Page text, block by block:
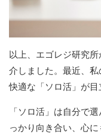
以上、エゴレジ研究
介しました。最近、
快適な「ソロ活」が目
「ソロ活」は自分で
っかり向き合い、心